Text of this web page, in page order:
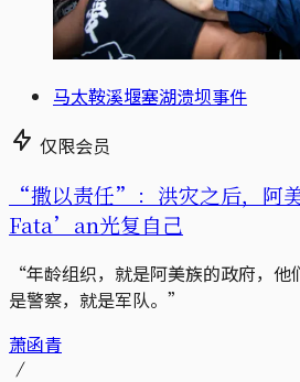
马太鞍溪堰塞湖溃坝事件
仅限会员
“撒以责任”：洪灾之后，阿
Fata’an光复自己
“年龄组织，就是阿美族的政府，
是警察，就是军队。”
萧函青